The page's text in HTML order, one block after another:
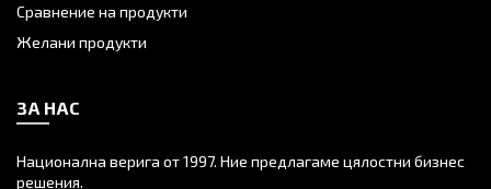
Сравнение на продукти
Желани продукти
ЗА НАС
Национална верига от 1997. Ние предлагаме цялостни бизнес
решения.